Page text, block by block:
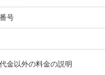
号
金以外の料金の説明